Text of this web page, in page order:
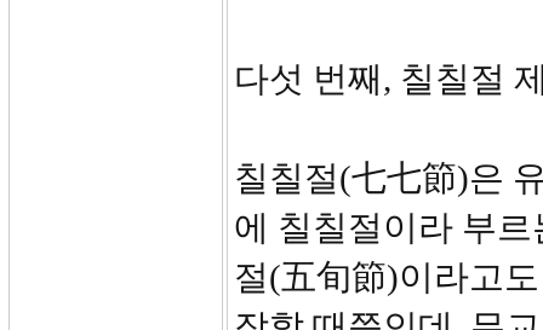
다섯 번째, 칠칠절
칠칠절(七七節)은
에 칠칠절이라 부
절(五旬節)이라고